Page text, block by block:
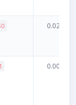
0.02%
0.00%